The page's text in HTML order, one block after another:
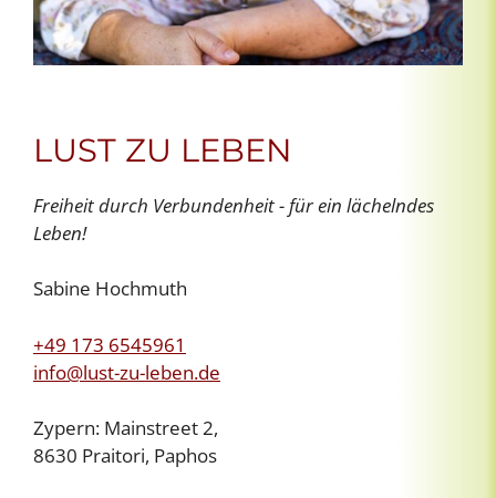
LUST ZU LEBEN
Freiheit durch Verbundenheit - für ein lächelndes
Leben!
Sabine Hochmuth
+49 173 6545961
info@lust-zu-leben.de
Zypern: Mainstreet 2,
8630 Praitori, Paphos